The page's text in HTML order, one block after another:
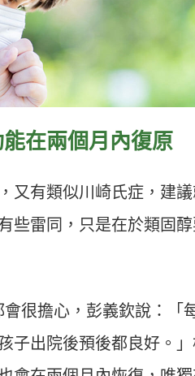
在兩個月內復原
又有類似川崎氏症，建
些雷同，只是在於類固
很擔心，彭義欽說：「
子出院後預後都良好。